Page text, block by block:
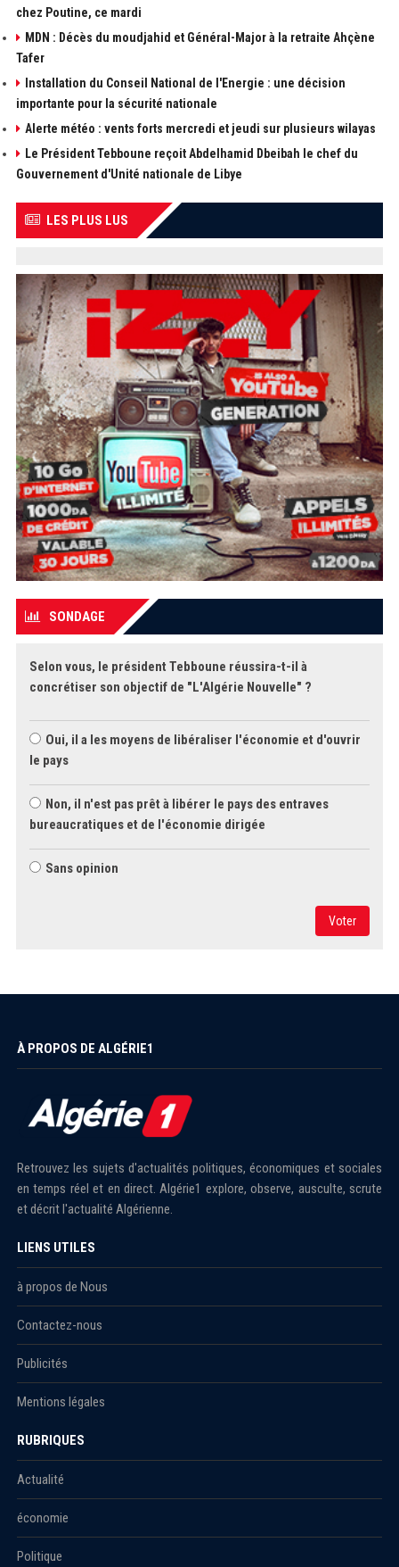
chez Poutine, ce mardi
MDN : Décès du moudjahid et Général-Major à la retraite Ahçène
Tafer
Installation du Conseil National de l'Energie : une décision
importante pour la sécurité nationale
Alerte météo : vents forts mercredi et jeudi sur plusieurs wilayas
Le Président Tebboune reçoit Abdelhamid Dbeibah le chef du
Gouvernement d'Unité nationale de Libye
LES PLUS LUS
SONDAGE
Selon vous, le président Tebboune réussira-t-il à
concrétiser son objectif de "L'Algérie Nouvelle" ?
Oui, il a les moyens de libéraliser l'économie et d'ouvrir
le pays
Non, il n'est pas prêt à libérer le pays des entraves
bureaucratiques et de l'économie dirigée
Sans opinion
Voter
À PROPOS DE ALGÉRIE1
Retrouvez les sujets d'actualités politiques, économiques et sociales
en temps réel et en direct. Algérie1 explore, observe, ausculte, scrute
et décrit l'actualité Algérienne.
LIENS UTILES
à propos de Nous
Contactez-nous
Publicités
Mentions légales
RUBRIQUES
Actualité
économie
Politique